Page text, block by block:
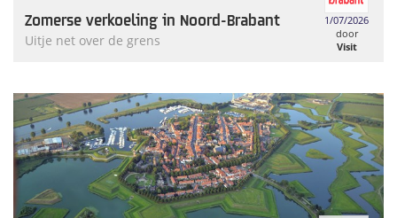
Zomerse verkoeling in Noord-Brabant
Uitje net over de grens
1/07/2026
door
Visit